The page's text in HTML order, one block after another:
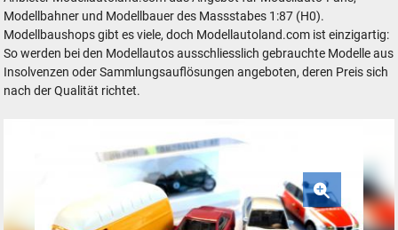
Modellbahner und Modellbauer des Massstabes 1:87 (H0).
Modellbaushops gibt es viele, doch Modellautoland.com ist einzigartig:
So werden bei den Modellautos ausschliesslich gebrauchte Modelle aus
Insolvenzen oder Sammlungsauflösungen angeboten, deren Preis sich
nach der Qualität richtet.